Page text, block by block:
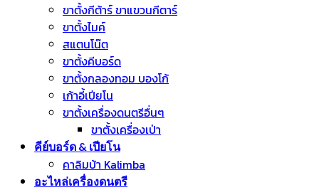
ขาตั้งกีต้าร์ ขาแขวนกีตาร์
ขาตั้งไมค์
สแตนโน๊ต
ขาตั้งคีบอร์ด
ขาตั้งกลองทอม บองโก้
เก้าอี้เปียโน
ขาตั้งเครื่องดนตรีอื่นๆ
ขาตั้งเครื่องเป่า
คีย์บอร์ด & เปียโน
คาลิมบ้า Kalimba
อะไหล่เครื่องดนตรี